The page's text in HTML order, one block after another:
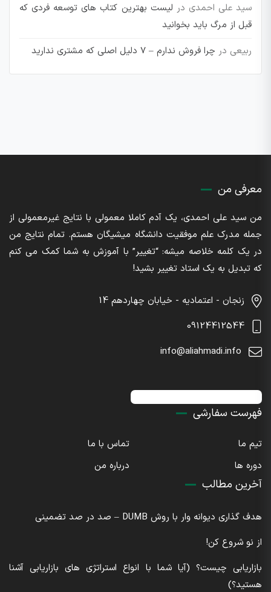
سید علی احمدی در لیست بهترین کتاب های توسعه فردی که
قبل از مرگ باید بخوانید
ربیعی در چرا فروش ندارم – 7 دلیل اصلی که مشتری ندارید
معرفی من
من سید علی احمدی، یک آدم کاملا معمولی با نتایج غیرمعمولی از
جمله مدرک علم موفقیت دانشگاه میشیگان هستم. تمام نتایج من
در یک کلمه خلاصه میشه: “تغییر” با آموزش به شما کمک می کنم
که تبدیل به یک استاد تغییر بشید!
زنجان - اعتمادیه - خیابان چهاردهم 14
09124412544
info@aliahmadi.info
فهرست سفارشی
تیم ما
تماس با ما
دوره ها
درباره من
آخرین مطالب
هدف گذاری دیوانه وار با روش DUMB – صد در صد تضمینی
از نو شروع کن!
بازاریابی چیست؟ (آیا شما با انواع استراتژی های بازاریابی آشنا
هستید؟)